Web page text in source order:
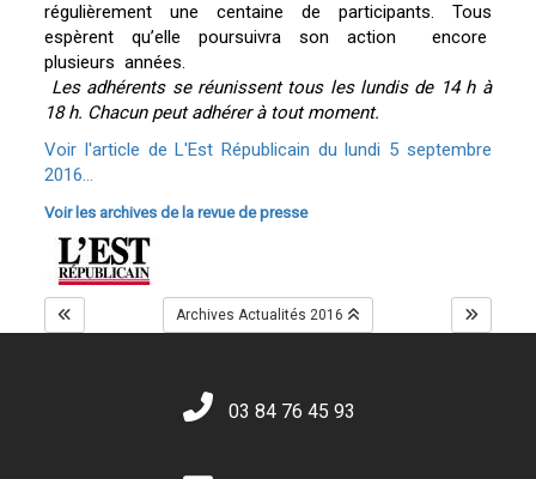
régulièrement une centaine de participants. Tous
espèrent qu’elle poursuivra son action encore
plusieurs années.
Les adhérents se réunissent tous les lundis de 14 h à
18 h. Chacun peut adhérer à tout moment.
Voir l'article de L'Est Républicain du lundi 5 septembre
2016...
Voir les archives de la revue de presse
Archives Actualités 2016
03 84 76 45 93